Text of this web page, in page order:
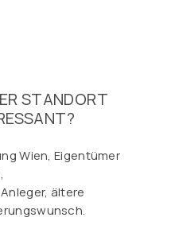
STANDORT
Wien, Eigentümer
ältere